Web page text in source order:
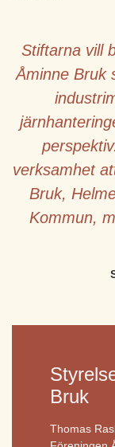
Stiftarna vill
Åminne Bruk
verksamhet
Bruk,
Kommun,
Bruk
Thomas